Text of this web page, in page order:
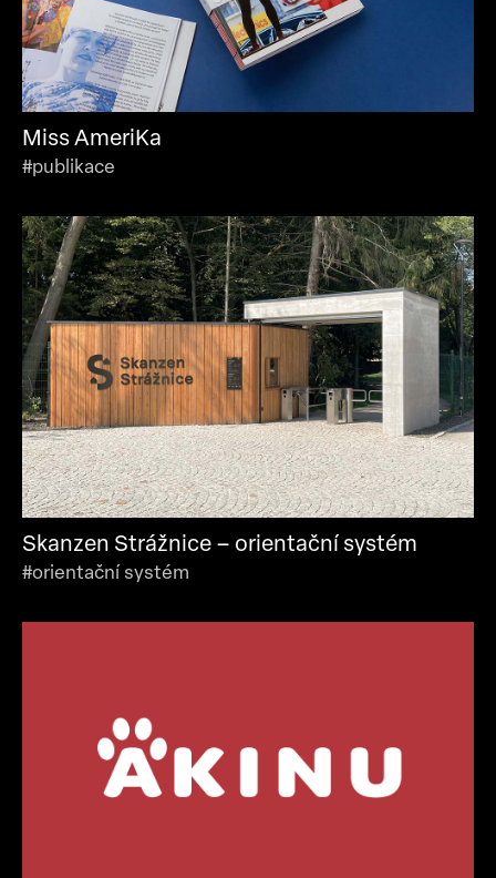
Miss AmeriKa
#publikace
Skanzen Strážnice – orientační systém
#orientační systém